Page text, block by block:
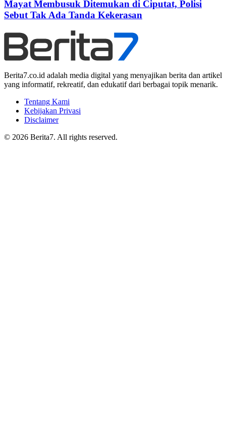
Mayat Membusuk Ditemukan di Ciputat, Polisi
Sebut Tak Ada Tanda Kekerasan
Berita7.co.id adalah media digital yang menyajikan berita dan artikel
yang informatif, rekreatif, dan edukatif dari berbagai topik menarik.
Tentang Kami
Kebijakan Privasi
Disclaimer
© 2026 Berita7. All rights reserved.